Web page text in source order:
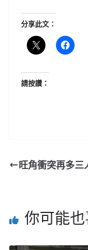
分享此文：
請按讚：
旺角衝突再多三
你可能